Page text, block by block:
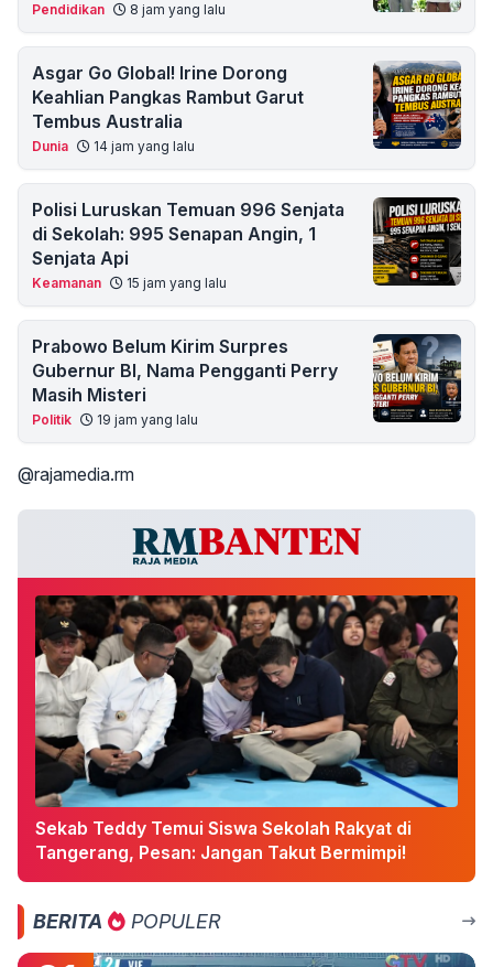
Pendidikan 8 jam yang lalu
Asgar Go Global! Irine Dorong
Keahlian Pangkas Rambut Garut
Tembus Australia
Dunia 14 jam yang lalu
Polisi Luruskan Temuan 996 Senjata
di Sekolah: 995 Senapan Angin, 1
Senjata Api
Keamanan 15 jam yang lalu
Prabowo Belum Kirim Surpres
Gubernur BI, Nama Pengganti Perry
Masih Misteri
Politik 19 jam yang lalu
@rajamedia.rm
Sekab Teddy Temui Siswa Sekolah Rakyat di
Tangerang, Pesan: Jangan Takut Bermimpi!
BERITA POPULER